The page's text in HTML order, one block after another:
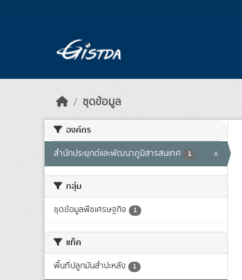
ชุดข้อมูล
องค์กร
สำนักประยุกต์และพัฒนาภูมิสารสนเทศ 1 x
กลุ่ม
ชุดข้อมูลพืชเศรษฐกิจ 1
แท็ค
พื้นที่ปลูกมันสำปะหลัง 1